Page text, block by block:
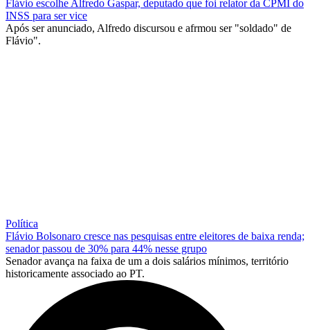
Flávio escolhe Alfredo Gaspar, deputado que foi relator da CPMI do
INSS para ser vice
Após ser anunciado, Alfredo discursou e afrmou ser "soldado" de
Flávio".
Política
Flávio Bolsonaro cresce nas pesquisas entre eleitores de baixa renda;
senador passou de 30% para 44% nesse grupo
Senador avança na faixa de um a dois salários mínimos, território
historicamente associado ao PT.